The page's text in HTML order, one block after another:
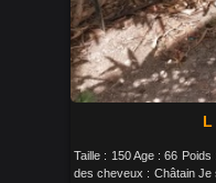
Taille : 150 Age : 66
des cheveux : Châtain Je